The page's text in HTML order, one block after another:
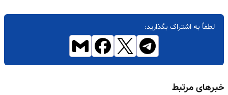
لطفاً به اشتراک بگذارید:
خبرهای مرتبط